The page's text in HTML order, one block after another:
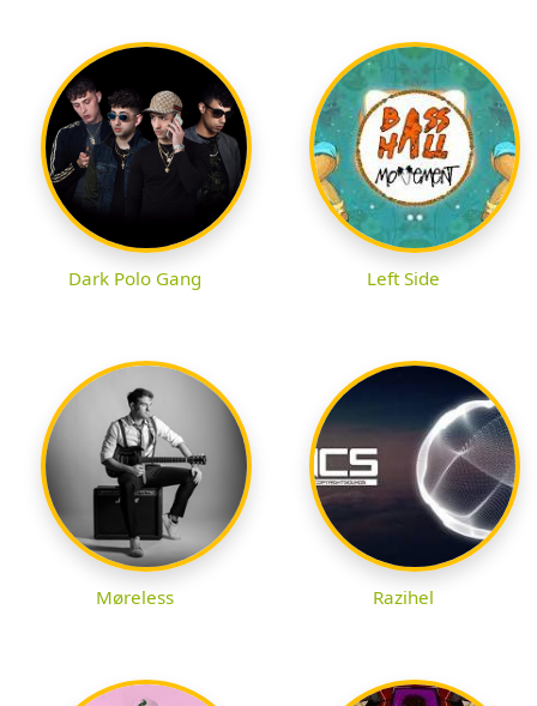
Dark Polo Gang Left Side
Møreless Razihel